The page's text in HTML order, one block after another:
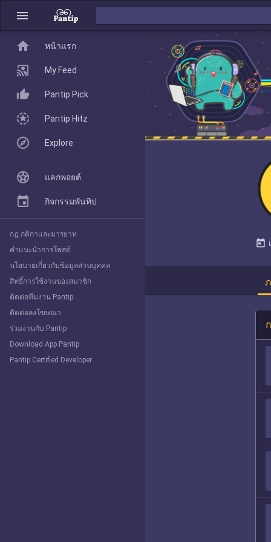
menu
today
home
Pantip Pick
Explore
home หน้าแรก
My Feed
Pantip Pick
Pantip Hitz
Explore
แลกพอยต์
กิจกรรมพันทิป
กฎ กติกาและมารยาท
คำแนะนำการโพสต์
นโยบายเกี่ยวกับข้อมูลส่วนบุคคล
สิทธิ์การใช้งานของสมาชิก
ติดต่อทีมงาน Pantip
ติดต่อลงโฆษณา
ร่วมงานกับ Pantip
Download App Pantip
Pantip Certified Developer